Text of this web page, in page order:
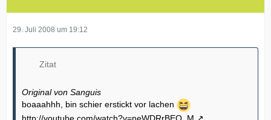
29. Juli 2008 um 19:12
Zitat
Original von Sanguis
boaaahhh, bin schier erstickt vor lachen
http://youtube.com/watch?v=neWDRrBEQ_M